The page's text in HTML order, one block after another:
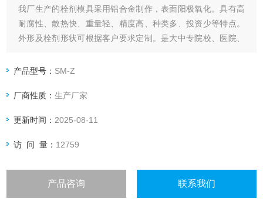
我厂生产的栓剂模具采用铝合金制作，表面阳极氧化。具有高
耐腐性、散热快、重量轻、精度高、种类多、投资少等特点。
外形及栓剂形状可根据客户要求定制。是大中专院校、医院、
产品型号： SM-Z
厂商性质：生产厂家
更新时间： 2025-08-11
访 问 量： 12759
产品咨询 联系我们